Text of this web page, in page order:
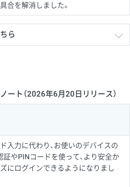
合を解消しました。
ら
ト（2026年6月20日リリース）
入力に代わり、お使いのデバイスの
証やPINコードを使って、より安全か
にログインできるようになりまし